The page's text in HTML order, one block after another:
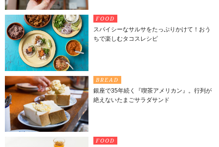
FOOD
スパイシーなサルサをたっぷりかけて！おう
ちで楽しむタコスレシピ
BREAD
銀座で35年続く『喫茶アメリカン』。行列が
絶えないたまごサラダサンド
FOOD